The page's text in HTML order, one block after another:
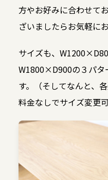
方やお好みに合わせて
ざいましたらお気軽に
サイズも、
W1800×D900の３パタ
す。（そしてなんと、
料金なしでサイズ変更